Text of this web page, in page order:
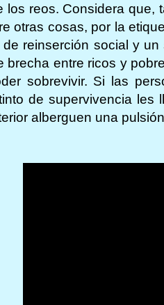
los reos. Considera que,
otras cosas, por la
reinserción social y
brecha entre ricos y
sobrevivir. Si las
de supervivencia les
alberguen una